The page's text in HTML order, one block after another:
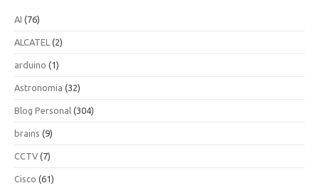
AI (76)
ALCATEL (2)
arduino (1)
Astronomia (32)
Blog Personal (304)
brains (9)
CCTV (7)
Cisco (61)